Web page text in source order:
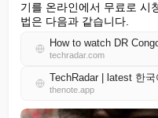
기를 온라인에서 무료로 시
법은 다음과 같습니다.
techradar.com
TechRadar | latest 한국
thenote.app